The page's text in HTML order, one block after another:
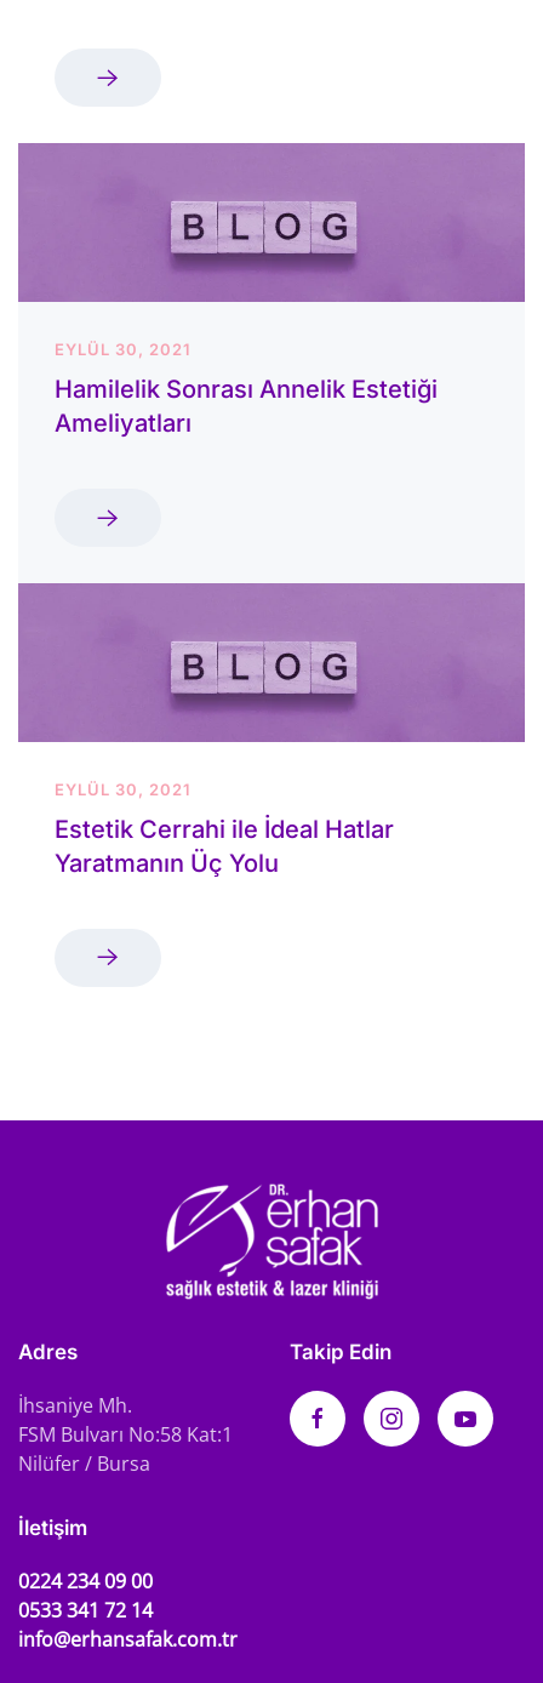
EYLÜL 30, 2021
Hamilelik Sonrası Annelik Estetiği
Ameliyatları
EYLÜL 30, 2021
Estetik Cerrahi ile İdeal Hatlar
Yaratmanın Üç Yolu
Adres
İhsaniye Mh.
FSM Bulvarı No:58 Kat:1
Nilüfer / Bursa
Takip Edin
İletişim
0224 234 09 00
0533 341 72 14
info@erhansafak.com.tr